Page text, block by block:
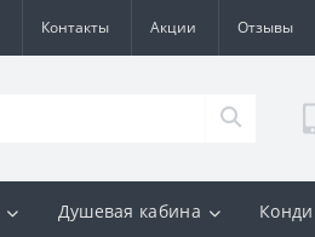
Контакты Акции Отзывы
Душевая кабина